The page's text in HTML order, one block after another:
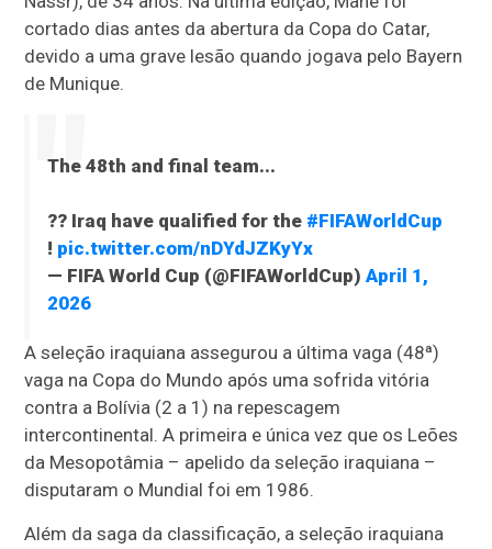
cortado dias antes da abertura da Copa do Catar,
devido a uma grave lesão quando jogava pelo Bayern
de Munique.
The 48th and final team...
?? Iraq have qualified for the #FIFAWorldCup
! pic.twitter.com/nDYdJZKyYx
— FIFA World Cup (@FIFAWorldCup) April 1,
2026
A seleção iraquiana assegurou a última vaga (48ª)
vaga na Copa do Mundo após uma sofrida vitória
contra a Bolívia (2 a 1) na repescagem
intercontinental. A primeira e única vez que os Leões
da Mesopotâmia – apelido da seleção iraquiana –
disputaram o Mundial foi em 1986.
Além da saga da classificação, a seleção iraquiana